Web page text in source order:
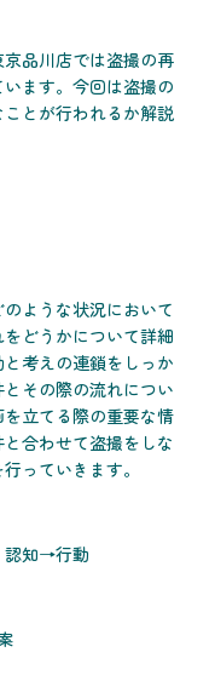
品川店では盗撮の再
ます。今回は盗撮の
とが行われるか解説
ような状況において
どうかについて詳細
考えの連鎖をしっか
その際の流れについ
立てる際の重要な情
合わせて盗撮をしな
っていきます。
知→行動